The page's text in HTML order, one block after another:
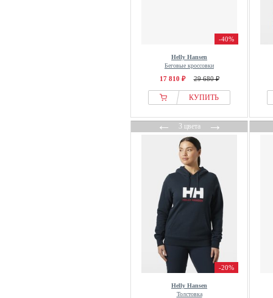
-40%
Helly Hansen
Беговые кроссовки
17 810 ₽ 29 680 ₽
КУПИТЬ
←3 цвета→
-20%
Helly Hansen
Толстовка